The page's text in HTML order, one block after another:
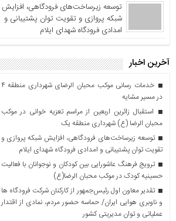
توسعه زیرساخت‌های فرودگاهی، افزایش
شبکه پروازی و تقویت توان پشتیبانی و
امدادی فرودگاه شهدای ایلام
آخرین اخبار
خدمات رسانی موکب محبان الرضای شهرداری منطقه ۴
در مسیر مشایه
استقبال زائرین اربعین از مراسم تعزیه خوانی در موکب
محبان الرضا (ع) شهرداری منطقه یک
توسعه زیرساخت‌های فرودگاهی، افزایش شبکه پروازی و
تقویت توان پشتیبانی و امدادی فرودگاه شهدای ایلام
ترویج فرهنگ عاشورایی بین کودکان و نوجوانان با فعالیت
حسینیه کودک در موکب محبان الرضا(ع)
تقدیر معاون اول رئیس‌جمهور از کارکنان شرکت فرودگاه ها
و ناوبری هوایی ایران/ حماسه حضور مردم، نمادی از اقتدار
عملیاتی و توان مدیریتی کشور